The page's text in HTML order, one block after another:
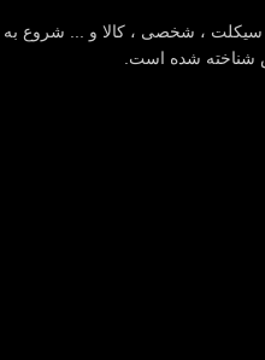
سیکلت ، شخصی ، کالا و ... شروع به
شناخته شده است.